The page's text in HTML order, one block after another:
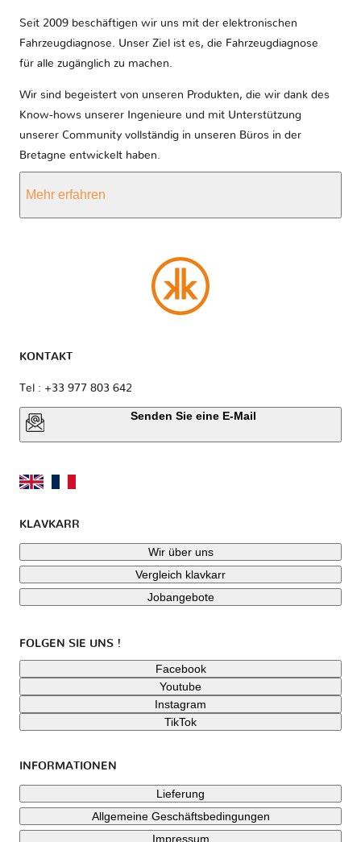
Seit 2009 beschäftigen wir uns mit der elektronischen
Fahrzeugdiagnose. Unser Ziel ist es, die Fahrzeugdiagnose
für alle zugänglich zu machen.
Wir sind begeistert von unseren Produkten, die wir dank des
Know-hows unserer Ingenieure und mit Unterstützung
unserer Community vollständig in unseren Büros in der
Bretagne entwickelt haben.
Mehr erfahren
KONTAKT
Tel : +33 977 803 642
Senden Sie eine E-Mail
KLAVKARR
Wir über uns
Vergleich klavkarr
Jobangebote
FOLGEN SIE UNS !
Facebook
Youtube
Instagram
TikTok
INFORMATIONEN
Lieferung
Allgemeine Geschäftsbedingungen
Impressum